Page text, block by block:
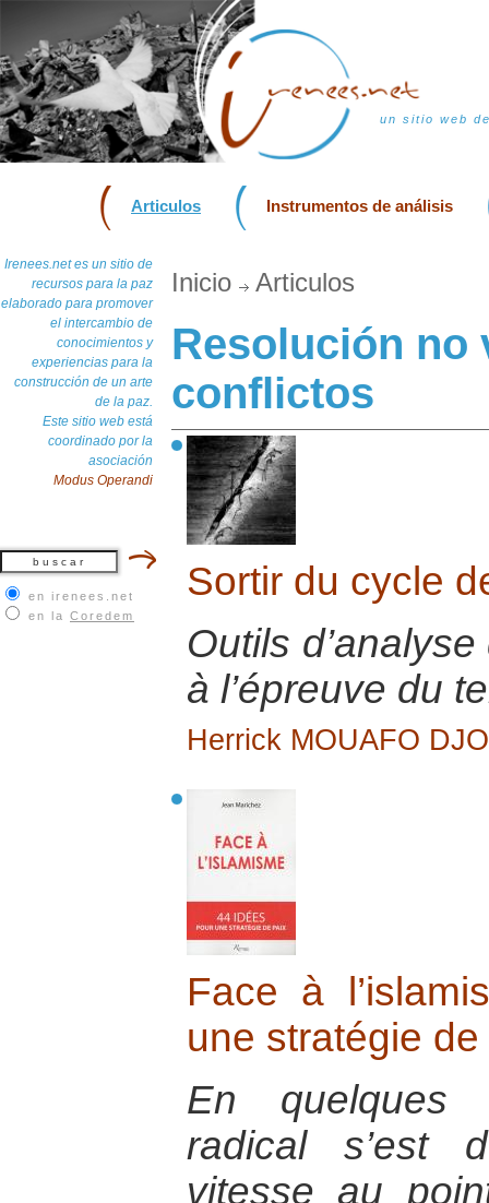
un sitio web
Articulos Instrumentos de análisis
Irenees.net es un sitio de
recursos para la paz
elaborado para promover
el intercambio de
conocimientos y
experiencias para la
construcción de un arte
de la paz.
Este sitio web está
coordinado por la
asociación
Modus Operandi
en irenees.net
en la Coredem
Inicio Articulos
Resolución no
conflictos
Sortir du cycle
Outils
à l’épreuve du
Herrick MOUAFO
Face à
une stratégie
En quelques
radical s’est
vitesse au